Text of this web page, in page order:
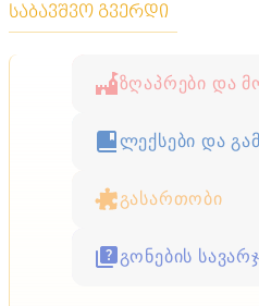
საბავშვო გვერდი
ზღაპრები და
ლექსები და
გასართობი
გონების